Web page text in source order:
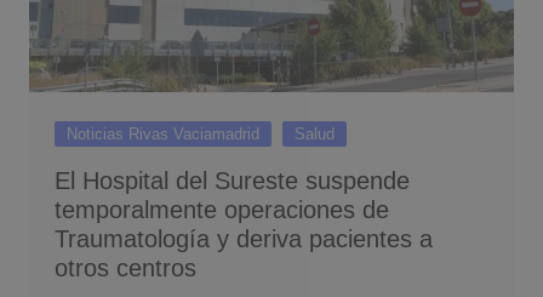
Noticias Rivas Vaciamadrid Salud
El Hospital del Sureste suspende
temporalmente operaciones de
Traumatología y deriva pacientes a
otros centros